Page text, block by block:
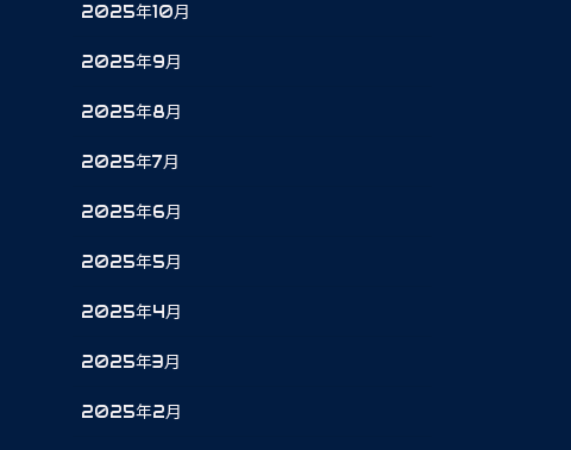
2025年10月
2025年9月
2025年8月
2025年7月
2025年6月
2025年5月
2025年4月
2025年3月
2025年2月